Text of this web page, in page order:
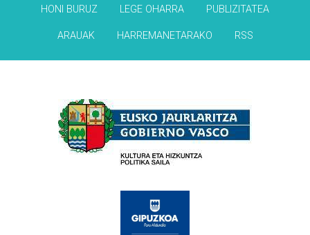
HONI BURUZ LEGE OHARRA PUBLIZITATEA
ARAUAK HARREMANETARAKO RSS